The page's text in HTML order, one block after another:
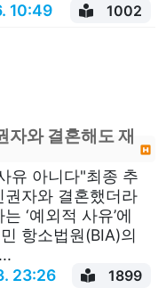
10:49 1002
자와 결혼해도 재
유 아니다"최종 추
자와 결혼했더라
‘예외적 사유’에
항소법원(BIA)의
23:26 1899